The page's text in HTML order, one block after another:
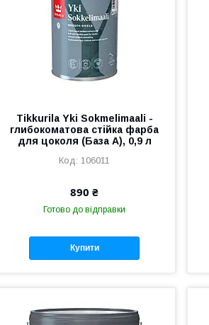
Tikkurila Yki Sokmelimaali -
глибокоматова стійка фарба
для цоколя (База А), 0,9 л
106011
890 ₴
Готово до відправки
Купити